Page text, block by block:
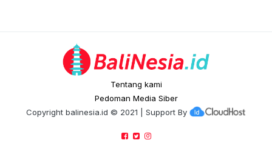
Tentang kami
Pedoman Media Siber
Copyright balinesia.id © 2021 | Support By